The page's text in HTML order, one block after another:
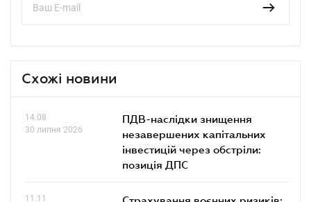
Схожі новини
14.08
30 липня 2026
ПДВ-наслідки знищення
незавершених капітальних
інвестицій через обстріли:
позиція ДПС
11.11